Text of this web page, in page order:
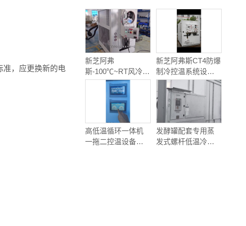
，应更换新的电
新芝阿弗
斯-100℃~RT风冷式
制冷控温系统设备
介绍视频
新芝阿弗斯CT4防爆
制冷控温系统设备
介绍视频
高低温循环一体机
一拖二控温设备测
发酵罐配套专用蒸
发式螺杆低温冷水